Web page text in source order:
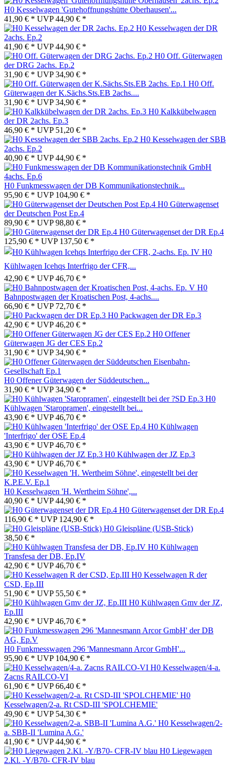
H0 Kesselwagen 'Gutehoffnungshütte Oberhausen'...
41,90 € * UVP44,90 € *
H0 Kesselwagen der DR
2achs. Ep.2
41,90 € * UVP44,90 € *
H0 Off. Güterwagen
der DRG 2achs. Ep.2
31,90 € * UVP34,90 € *
H0 Off.
Güterwagen der K.Sächs.Sts.EB 2achs....
31,90 € * UVP34,90 € *
H0 Kalkkübelwagen
der DR 2achs. Ep.3
46,90 € * UVP 51,20 € *
H0 Kesselwagen der SBB
2achs. Ep.2
40,90 € * UVP44,90 € *
H0 Funkmesswagen der DB Kommunikationstechnik...
95,90 € * UVP 104,90 € *
H0 Güterwagenset
der Deutschen Post Ep.4
89,90 € * UVP98,80 € *
H0 Güterwagenset der DR Ep.4
125,90 € * UVP 137,50 € *
H0
Kühlwagen Icehqs Interfrigo der CFR,...
42,90 € * UVP46,70 € *
H0
Bahnpostwagen der Kroatischen Post, 4-achs....
66,90 € * UVP 72,70 € *
H0 Packwagen der DR Ep.3
42,90 € * UVP46,20 € *
H0 Offener
Güterwagen JG der CES Ep.2
31,90 € * UVP34,90 € *
H0 Offener Güterwagen der Süddeutschen...
31,90 € * UVP34,90 € *
H0
Kühlwagen 'Staropramen', eingestellt bei...
43,90 € * UVP46,70 € *
H0 Kühlwagen
'Interfrigo' der OSE Ep.4
43,90 € * UVP46,70 € *
H0 Kühlwagen der JZ Ep.3
43,90 € * UVP46,70 € *
H0 Kesselwagen 'H. Wertheim Söhne',...
40,90 € * UVP44,90 € *
H0 Güterwagenset der DR Ep.4
116,90 € * UVP 124,90 € *
H0 Gleispläne (USB-Stick)
38,50 € *
H0 Kühlwagen
Transfesa der DB, Ep.IV
42,90 € * UVP46,70 € *
H0 Kesselwagen R der
CSD, Ep.III
51,90 € * UVP 55,50 € *
H0 Kühlwagen Gmv der JZ,
Ep.III
42,90 € * UVP46,70 € *
H0 Funkmesswagen 296 'Mannesmann Arcor GmbH'...
95,90 € * UVP 104,90 € *
H0 Kesselwagen/4-a.
Zacns RAILCO-VI
61,90 € * UVP66,40 € *
H0
Kesselwagen/2-a. Rt CSD-III 'SPOLCHEMIE'
49,90 € * UVP 54,30 € *
H0 Kesselwagen/2-
a. SBB-II 'Lumina A.G.'
41,90 € * UVP44,90 € *
H0 Liegewagen
2.Kl. -Y/B70- CFR-IV blau